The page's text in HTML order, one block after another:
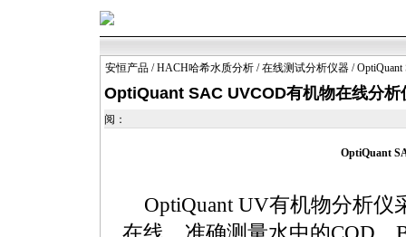
安恒产品 /HACH哈希水质分析 /在线测试分析仪器 /
OptiQuant SAC UVCOD有机物在线分析
阅：
OptiQuant
OptiQuantUV有机物分析仪